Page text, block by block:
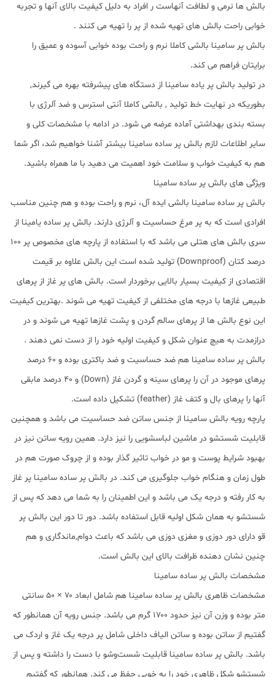
بالش ها نرمی و لطافت آنهاست ر افراد به دلیل کیفیت بالای آنها و تجربه
خوابی راحت بالش های تهیه شده از پر را تهیه می کنند .
بالش پر سامینا بالشی کاملا نرم و راحت بوده خوابی آسوده و عمیق را
برایتان فراهم می کند.
در تولید بالش پر یاده سامینا از دستگاه های پیشرفته بهره می گیرند,
بطوریکه در نهایت خط تولید , بالشی کاملا آنتی استرس و ضد آلرژی با
بسته بندی بهداشتی آماده عرضه می شود. در ادامه با مشخصات کلی و
سایر اطلاعات لازم بالش پر ساده سامینا بیشتر آشنا خواهیم شد، اگر شما
هم به کیفیت خواب و سلامت خود اهمیت می دهید با ما همراه باشید.
ویژگی های بالش پر ساده سامینا
بالش پر ساده سامینا بالشی ایده آل، نرم و راحت بوده و هم چنین مناسب
افرادی است که به پر مرغ حساسیت و آلرژی دارند‏.‏ بالش پر ساده یامینا از
سری بالش های هتلی می باشد که با استفاده از پارچه های مخصوص پر 100
درصد کتان (Downproof) تولید شده است این بالش علاوه بر قیمت
اقتصادی از کیفیت بسیار بالایی برخوردار است. بالش های پر غاز از پرهای
طبیعی غازها با درجه های مختلفی از کیفیت تهیه می شوند .بهترین کیفیت
این نوع بالش ها از پرهای سالم گردن و پشت غازها تهیه می شوند و در
درازمدت به هیچ عنوان شکل و کیفیت اولیه خود را از دست نمی دهند .
بالش پر ساده سامینا هم ضد حساسیت و ضد باکتری بوده و 60 درصد
پرهای موجود در آن را پرهای سینه و گردن غاز (Down) و 40 درصد مابقی
آنها را پرهای بال و کتف غاز (feather) تشکیل داده است.
پارچه رویه بالش سامینا از جنس ساتن ضد حساسیت می باشد و همچنین
قابلیت شستشو در ماشین لباسشویی را نیز دارد‏.‏ همین رویه ساتن نیز در
بهبود شرایط پوست و مو در خواب تاثیر گذار بوده و از چروک صورت هم در
طول زمان و هنگام خواب جلوگیری می کند. در بالش پر ساده سامینا پر غاز
به کار رفته و درجه یک می باشد و این اطمینان را به شما می دهد که پس از
شستشو به همان شکل اولیه قابل استفاده باشد‏.‏ دور تا دور این بالش پر
قو دارای دور دوزی و مغزی دوزی می باشد که باعث دوام‏,‏ماندگاری و هم
چنین نشان دهنده ظرافت بالای این بالش است‏.‏
مشخصات بالش پر ساده سامینا
مشخصات ظاهری بالش پر ساده سامینا هم شامل ابعاد ۷۰ × ۵۰ سانتی‌
متر بوده و وزن آن نیز حدود ۱۷۰۰ گرم می باشد. جنس رویه آن همانطور که
گفتیم از ساتن بوده و ساتن الیاف داخلی شامل پر درجه یک غاز و اردک می
باشد. بالش پر ساده سامینا قابلیت شست‌وشو با دست را داشته و پس از
شستشو شکل ظاهری خود را به خوبی حفظ می کند. همانطور که گفتیم